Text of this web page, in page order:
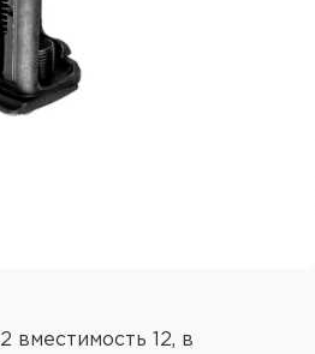
вместимость 12, в